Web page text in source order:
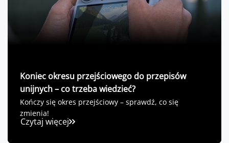
Koniec okresu przejściowego do przepisów
unijnych – co trzeba wiedzieć?
Kończy się okres przejściowy – sprawdź, co się
zmienia!
Czytaj więcej